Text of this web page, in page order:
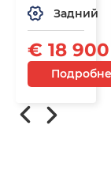
Задний
€ 18 900